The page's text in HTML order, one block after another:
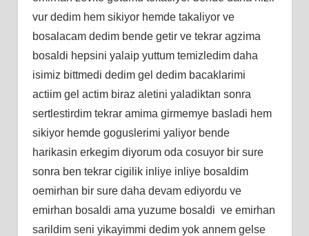
vur dedim hem sikiyor hemde takaliyor ve
bosalacam dedim bende getir ve tekrar agzima
bosaldi hepsini yalaip yuttum temizledim daha
isimiz bittmedi dedim gel dedim bacaklarimi
actiim gel actim biraz aletini yaladiktan sonra
sertlestirdim tekrar amima girmemye basladi hem
sikiyor hemde goguslerimi yaliyor bende
harikasin erkegim diyorum oda cosuyor bir sure
sonra ben tekrar cigilik inliye inliye bosaldim
oemirhan bir sure daha devam ediyordu ve
emirhan bosaldi ama yuzume bosaldi ve emirhan
sarildim seni yikayimmi dedim yok annem gelse